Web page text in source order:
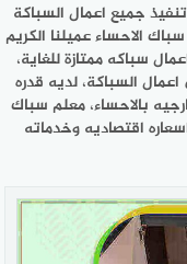
جميع اعمال السباكة
الاحساء عميلنا الكريم
سباكه ممتازة للغاية،
السباكة، لديه قدره
بالاحساء، معلم سباك
اقتصاديه وخدماته